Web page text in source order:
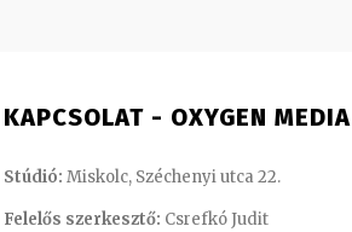
KAPCSOLAT - OXYGEN MEDIA
Stúdió: Miskolc, Széchenyi utca 22.
Felelős szerkesztő: Csrefkó Judit